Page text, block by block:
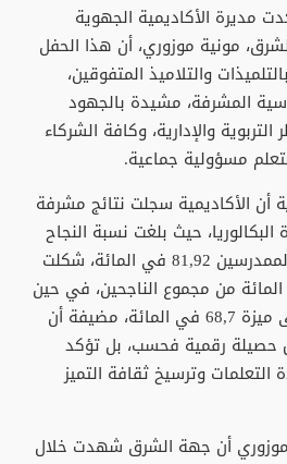
مديرة الأكاديمية الجهوية
مونية موزوري، أن هذا الحفل
والتلاميذ المتفوقين،
المشرفة، مشيدة بالجهود
التربوية والإدارية، وكافة الشركاء
مسؤولية جماعية.
أن الأكاديمية سجلت نتائج مشرفة
حيث بلغت نسبة النجاح
في صفوف المترشحين الممدرسين 81,92 في المائة، شكلت
ضمنها 60,03 في المائة من مجموع الناجحين، في حين
بلغت نسبة الحاصلين على ميزة 68,7 في المائة، مضيفة أن
رقمية فحسب، بل تؤكد
وترسيخ ثقافة التميز
أن جهة الشرق شهدت خلال